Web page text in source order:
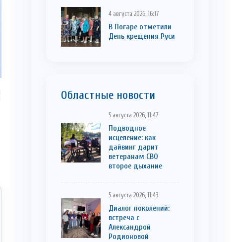
4 августа 2026, 16:17
В Погаре отметили
День крещения Руси
Областные новости
5 августа 2026, 11:47
Подводное
исцеление: как
дайвинг дарит
ветеранам СВО
второе дыхание
5 августа 2026, 11:43
Диалог поколений:
встреча с
Александрой
Родионовой